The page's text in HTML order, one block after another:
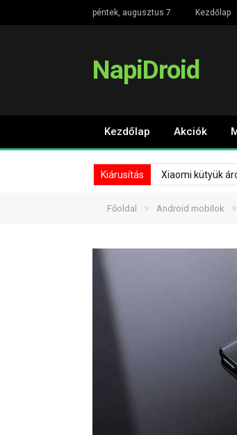
péntek, augusztus 7 Kezdőlap
NapiDroid
Kezdőlap Akciók
Kiárusítás Xiaomi kütyük
Főoldal » Android mobilok »